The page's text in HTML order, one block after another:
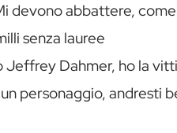
devono abbattere, come
senza lauree
Jeffrey Dahmer, ho la
personaggio, andresti